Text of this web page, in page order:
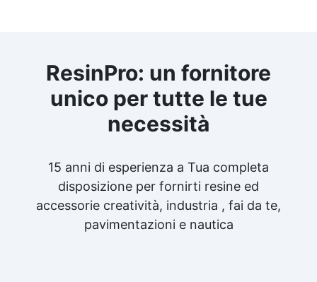
ResinPro: un fornitore
unico per tutte le tue
necessità
15 anni di esperienza a Tua completa
disposizione per fornirti resine ed
accessorie creatività, industria , fai da te,
pavimentazioni e nautica